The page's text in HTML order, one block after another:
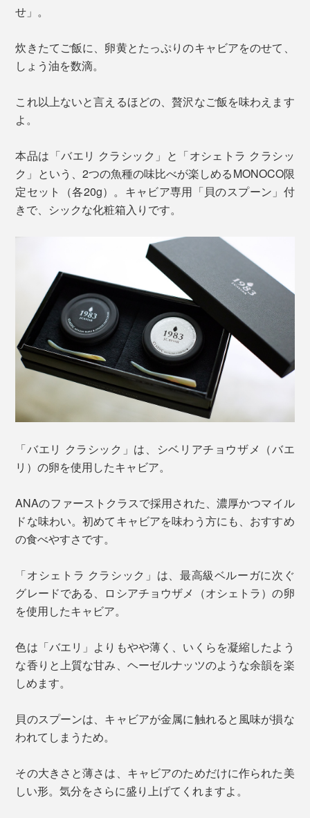
せ」。
炊きたてご飯に、卵黄とたっぷりのキャビアをのせて、
しょう油を数滴。
これ以上ないと言えるほどの、贅沢なご飯を味わえます
よ。
本品は「バエリ クラシック」と「オシェトラ クラシッ
ク」という、2つの魚種の味比べが楽しめるMONOCO限
定セット（各20g）。キャビア専用「貝のスプーン」付
きで、シックな化粧箱入りです。
「バエリ クラシック」は、シベリアチョウザメ（バエ
リ）の卵を使用したキャビア。
ANAのファーストクラスで採用された、濃厚かつマイル
ドな味わい。初めてキャビアを味わう方にも、おすすめ
の食べやすさです。
「オシェトラ クラシック」は、最高級ベルーガに次ぐ
グレードである、ロシアチョウザメ（オシェトラ）の卵
を使用したキャビア。
色は「バエリ」よりもやや薄く、いくらを凝縮したよう
な香りと上質な甘み、ヘーゼルナッツのような余韻を楽
しめます。
貝のスプーンは、キャビアが金属に触れると風味が損な
われてしまうため。
その大きさと薄さは、キャビアのためだけに作られた美
しい形。気分をさらに盛り上げてくれますよ。